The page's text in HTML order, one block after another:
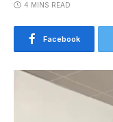
4 MINS READ
Facebook